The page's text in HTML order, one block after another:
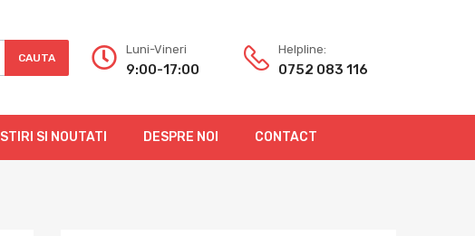
CAUTA
Luni-Vineri
9:00-17:00
Helpline:
0752 083 116
STIRI SI NOUTATI DESPRE NOI CONTACT